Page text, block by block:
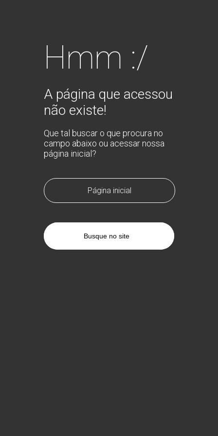
Hmm :/
A página que acessou
não existe!
Que tal buscar o que procura no
campo abaixo ou acessar nossa
página inicial?
Página inicial